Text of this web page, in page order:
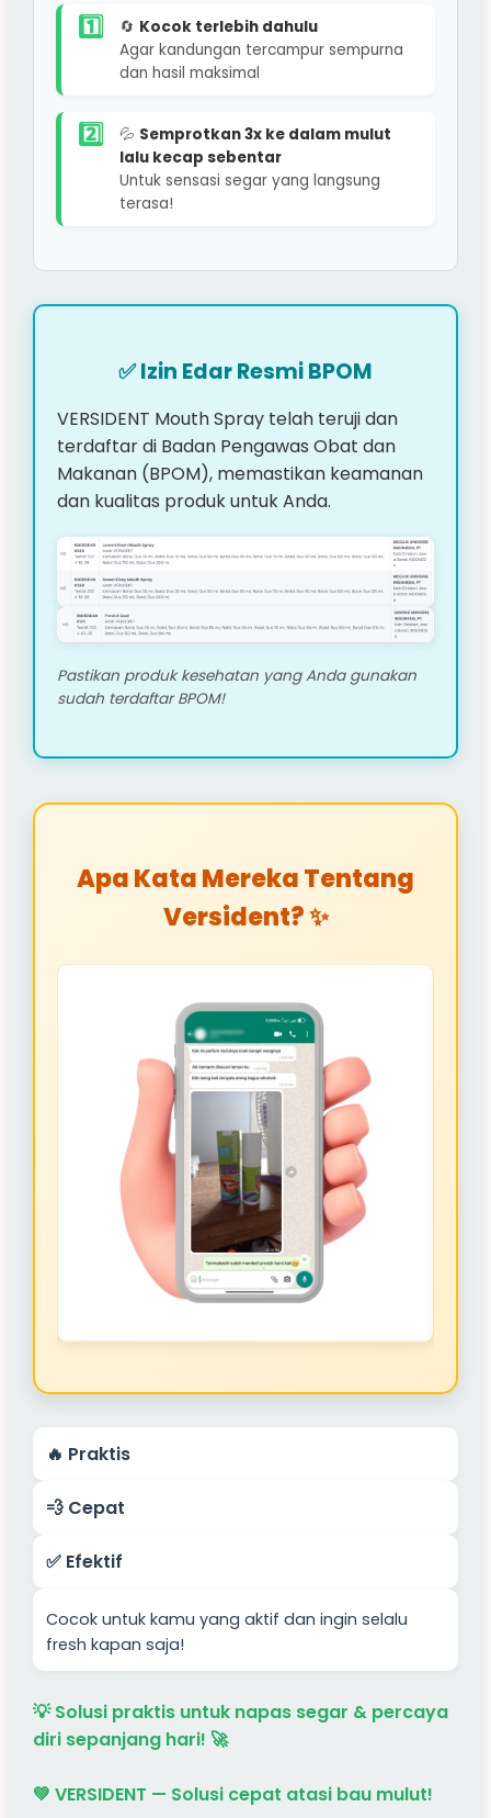
1️⃣ 🔄 Kocok terlebih dahulu
Agar kandungan tercampur sempurna
dan hasil maksimal
2️⃣ 💦 Semprotkan 3x ke dalam mulut
lalu kecap sebentar
Untuk sensasi segar yang langsung
terasa!
✅ Izin Edar Resmi BPOM
VERSIDENT Mouth Spray telah teruji dan
terdaftar di Badan Pengawas Obat dan
Makanan (BPOM), memastikan keamanan
dan kualitas produk untuk Anda.
Pastikan produk kesehatan yang Anda gunakan
sudah terdaftar BPOM!
Apa Kata Mereka Tentang
Versident? ✨
🔥 Praktis
💨 Cepat
✅ Efektif
Cocok untuk kamu yang aktif dan ingin selalu
fresh kapan saja!
💡 Solusi praktis untuk napas segar & percaya
diri sepanjang hari! 🚀
💚 VERSIDENT — Solusi cepat atasi bau mulut!